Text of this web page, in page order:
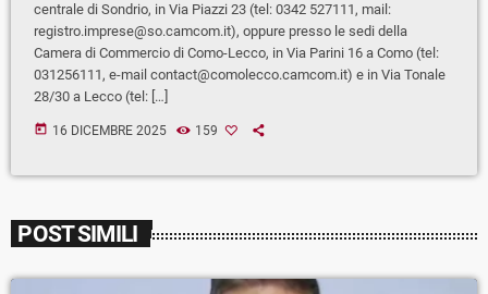
centrale di Sondrio, in Via Piazzi 23 (tel: 0342 527111, mail:
registro.imprese@so.camcom.it), oppure presso le sedi della
Camera di Commercio di Como-Lecco, in Via Parini 16 a Como (tel:
031256111, e-mailcontact@comolecco.camcom.it) e in Via Tonale
28/30 a Lecco (tel: […]
today 16 DICEMBRE 2025 159
POST SIMILI